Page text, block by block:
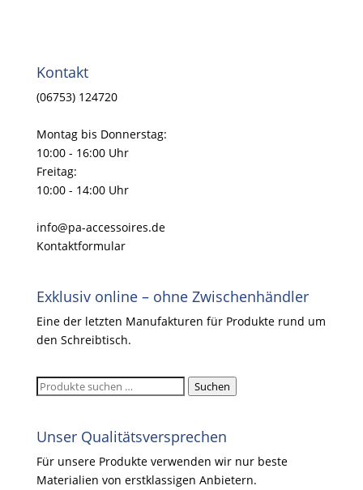
Kontakt
(06753) 124720
Montag bis Donnerstag:
10:00 - 16:00 Uhr
Freitag:
10:00 - 14:00 Uhr
info@pa-accessoires.de
Kontaktformular
Exklusiv online – ohne Zwischenhändler
Eine der letzten Manufakturen für Produkte rund um
den Schreibtisch.
Suchen
Suchen
Unser Qualitätsversprechen
Für unsere Produkte verwenden wir nur beste
Materialien von erstklassigen Anbietern.